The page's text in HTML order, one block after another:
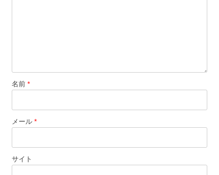
名前 *
メール *
サイト